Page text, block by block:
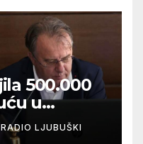
500.000
u
RADIO LJUBUŠKI